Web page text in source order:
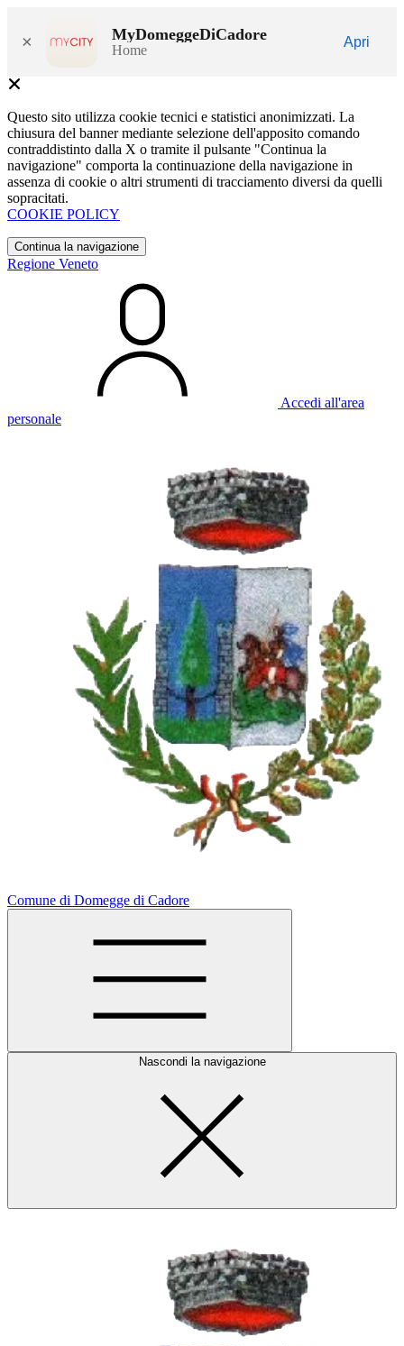
× MyDomeggeDiCadore
Home
Apri
Questo sito utilizza cookie tecnici e statistici anonimizzati. La
chiusura del banner mediante selezione dell'apposito comando
contraddistinto dalla X o tramite il pulsante "Continua la
navigazione" comporta la continuazione della navigazione in
assenza di cookie o altri strumenti di tracciamento diversi da quelli
sopracitati.
COOKIE POLICY
Continua la navigazione
Regione Veneto
Accedi all'area
personale
Comune di Domegge di Cadore
Nascondi la navigazione